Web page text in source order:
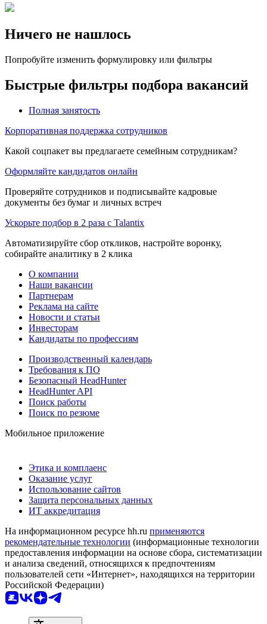
Ничего не нашлось
Попробуйте изменить формулировку или фильтры
Быстрые фильтры подбора вакансий
Полная занятость
Корпоративная поддержка сотрудников
Какой соцпакет вы предлагаете семейным сотрудникам?
Оформляйте кандидатов онлайн
Проверяйте сотрудников и подписывайте кадровые
документы без бумаг и личных встреч
Ускорьте подбор в 2 раза с Talantix
Автоматизируйте сбор откликов, настройте воронку,
собирайте аналитику в 2 клика
О компании
Наши вакансии
Партнерам
Реклама на сайте
Новости и статьи
Инвесторам
Кандидаты по профессиям
Производственный календарь
Требования к ПО
Безопасный HeadHunter
HeadHunter API
Поиск работы
Поиск по резюме
Мобильное приложение
Этика и комплаенс
Оказание услуг
Использование сайтов
Защита персональных данных
ИТ аккредитация
На информационном ресурсе hh.ru применяются
рекомендательные технологии (информационные технологии
предоставления информации на основе сбора, систематизации
и анализа сведений, относящихся к предпочтениям
пользователей сети «Интернет», находящихся на территории
Российской Федерации)